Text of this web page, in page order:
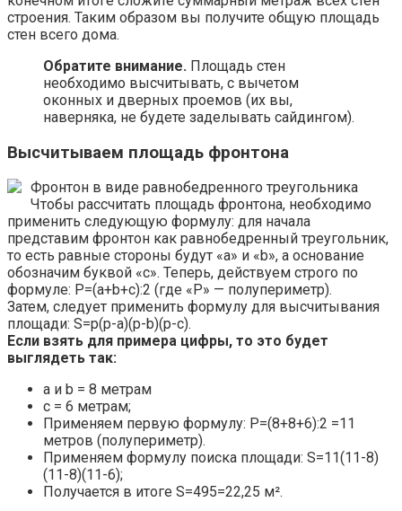
строения. Таким образом вы получите общую площадь
стен всего дома.
Обратите внимание. Площадь стен
необходимо высчитывать, с вычетом
оконных и дверных проемов (их вы,
наверняка, не будете заделывать сайдингом).
Высчитываем площадь фронтона
Фронтон в виде равнобедренного треугольника
Чтобы рассчитать площадь фронтона, необходимо
применить следующую формулу: для начала
представим фронтон как равнобедренный треугольник,
то есть равные стороны будут «а» и «b», а основание
обозначим буквой «с». Теперь, действуем строго по
формуле: P=(a+b+c):2 (где «Р» — полупериметр).
Затем, следует применить формулу для высчитывания
площади: S=p(p-a)(p-b)(p-c).
Если взять для примера цифры, то это будет
выглядеть так:
а и b = 8 метрам
с = 6 метрам;
Применяем первую формулу: P=(8+8+6):2 =11
метров (полупериметр).
Применяем формулу поиска площади: S=11(11-8)
(11-8)(11-6);
Получается в итоге S=495=22,25 м².